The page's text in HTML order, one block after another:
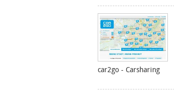
car2go - Carsharing